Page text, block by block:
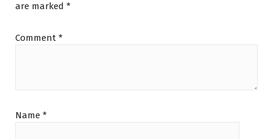
are marked *
Comment *
Name *